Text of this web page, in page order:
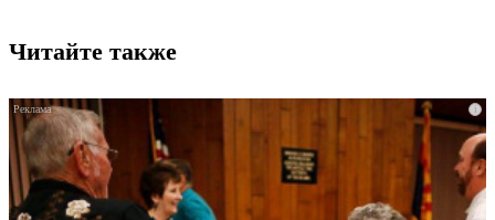
Читайте также
i